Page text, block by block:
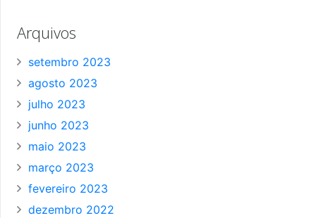
Arquivos
setembro 2023
agosto 2023
julho 2023
junho 2023
maio 2023
março 2023
fevereiro 2023
dezembro 2022